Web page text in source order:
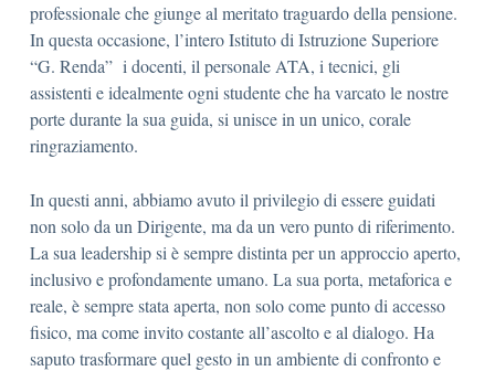
professionale che giunge al meritato traguardo della pensione.
In questa occasione, l’intero Istituto di Istruzione Superiore
“G. Renda” i docenti, il personale ATA, i tecnici, gli
assistenti e idealmente ogni studente che ha varcato le nostre
porte durante la sua guida, si unisce in un unico, corale
ringraziamento.
In questi anni, abbiamo avuto il privilegio di essere guidati
non solo da un Dirigente, ma da un vero punto di riferimento.
La sua leadership si è sempre distinta per un approccio aperto,
inclusivo e profondamente umano. La sua porta, metaforica e
reale, è sempre stata aperta, non solo come punto di accesso
fisico, ma come invito costante all’ascolto e al dialogo. Ha
saputo trasformare quel gesto in un ambiente di confronto e